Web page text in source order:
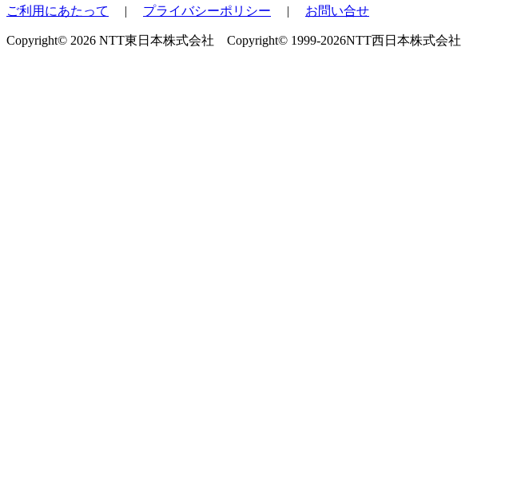
ご利用にあたって | プライバシーポリシー | お問い合せ
Copyright© 2026 NTT東日本株式会社 Copyright© 1999-2026NTT西日本株式会社